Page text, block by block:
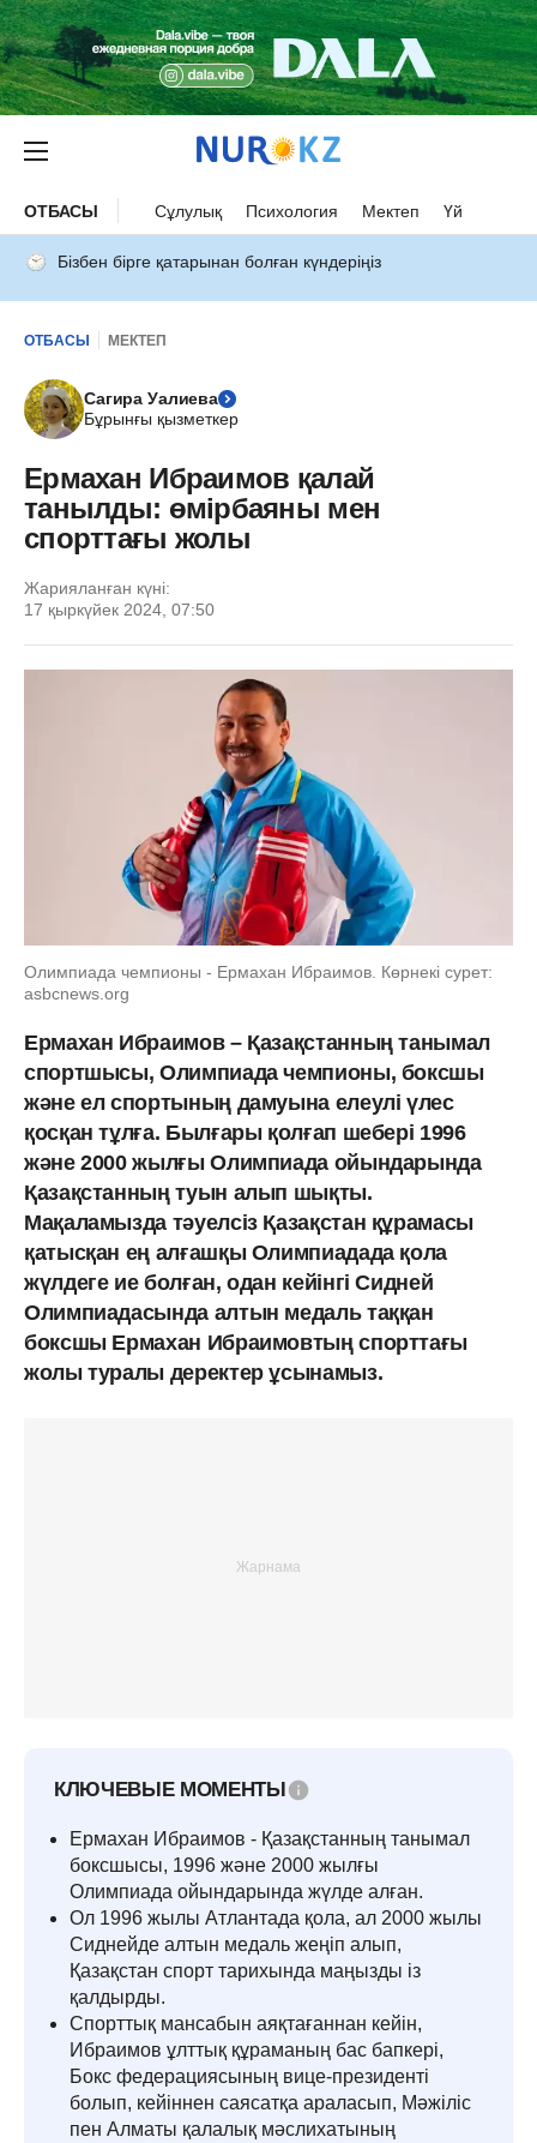
ОТБАСЫ Сұлулық Психология Мектеп Үй
Бізбен бірге қатарынан болған күндеріңіз
ОТБАСЫ МЕКТЕП
Сагира Уалиева
Бұрынғы қызметкер
Ермахан Ибраимов қалай
танылды: өмірбаяны мен
спорттағы жолы
Жарияланған күні:
17 қыркүйек 2024, 07:50
Олимпиада чемпионы - Ермахан Ибраимов. Көрнекі сурет:
asbcnews.org
Ермахан Ибраимов – Қазақстанның танымал
спортшысы, Олимпиада чемпионы, боксшы
және ел спортының дамуына елеулі үлес
қосқан тұлға. Былғары қолғап шебері 1996
және 2000 жылғы Олимпиада ойындарында
Қазақстанның туын алып шықты.
Мақаламызда тәуелсіз Қазақстан құрамасы
қатысқан ең алғашқы Олимпиадада қола
жүлдеге ие болған, одан кейінгі Сидней
Олимпиадасында алтын медаль таққан
боксшы Ермахан Ибраимовтың спорттағы
жолы туралы деректер ұсынамыз.
КЛЮЧЕВЫЕ МОМЕНТЫ
Ермахан Ибраимов - Қазақстанның танымал
боксшысы, 1996 және 2000 жылғы
Олимпиада ойындарында жүлде алған.
Ол 1996 жылы Атлантада қола, ал 2000 жылы
Сиднейде алтын медаль жеңіп алып,
Қазақстан спорт тарихында маңызды із
қалдырды.
Спорттық мансабын аяқтағаннан кейін,
Ибраимов ұлттық құраманың бас бапкері,
Бокс федерациясының вице-президенті
болып, кейіннен саясатқа араласып, Мәжіліс
пен Алматы қалалық мәслихатының